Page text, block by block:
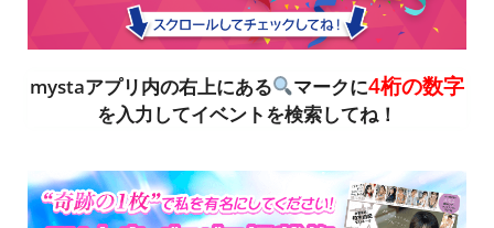
mystaアプリ内の右上にある マークに4桁の数字
を入力してイベントを検索してね！